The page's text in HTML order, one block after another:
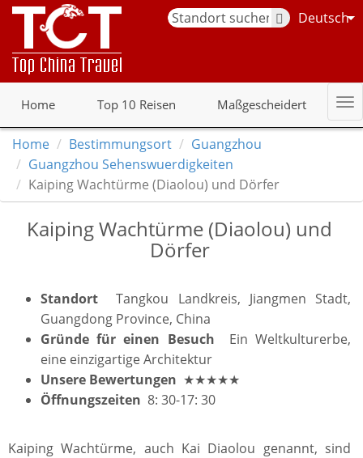
Deutsch
Home Top 10 Reisen Maßgescheidert
Home Bestimmungsort
Guangzhou
Guangzhou Sehenswuerdigkeiten
Kaiping Wachtürme (Diaolou) und Dörfer
Kaiping Wachtürme (Diaolou) und
Dörfer
Standort Tangkou Landkreis, Jiangmen Stadt,
Guangdong Province, China
Gründe für einen Besuch Ein Weltkulturerbe,
eine einzigartige Architektur
Unsere Bewertungen ★★★★★
Öffnungszeiten 8: 30-17: 30
Kaiping Wachtürme, auch Kai Diaolou genannt, sind